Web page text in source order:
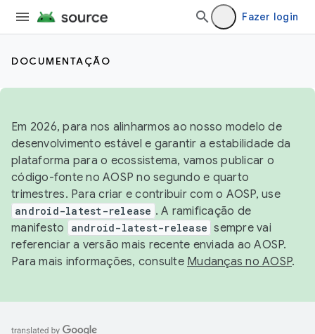
Fazer login
DOCUMENTAÇÃO
Em 2026, para nos alinharmos ao nosso modelo de
desenvolvimento estável e garantir a estabilidade da
plataforma para o ecossistema, vamos publicar o
código-fonte no AOSP no segundo e quarto
trimestres. Para criar e contribuir com o AOSP, use
android-latest-release . A ramificação de
manifesto
android-latest-release sempre vai
referenciar a versão mais recente enviada ao AOSP.
Para mais informações, consulte Mudanças no AOSP.